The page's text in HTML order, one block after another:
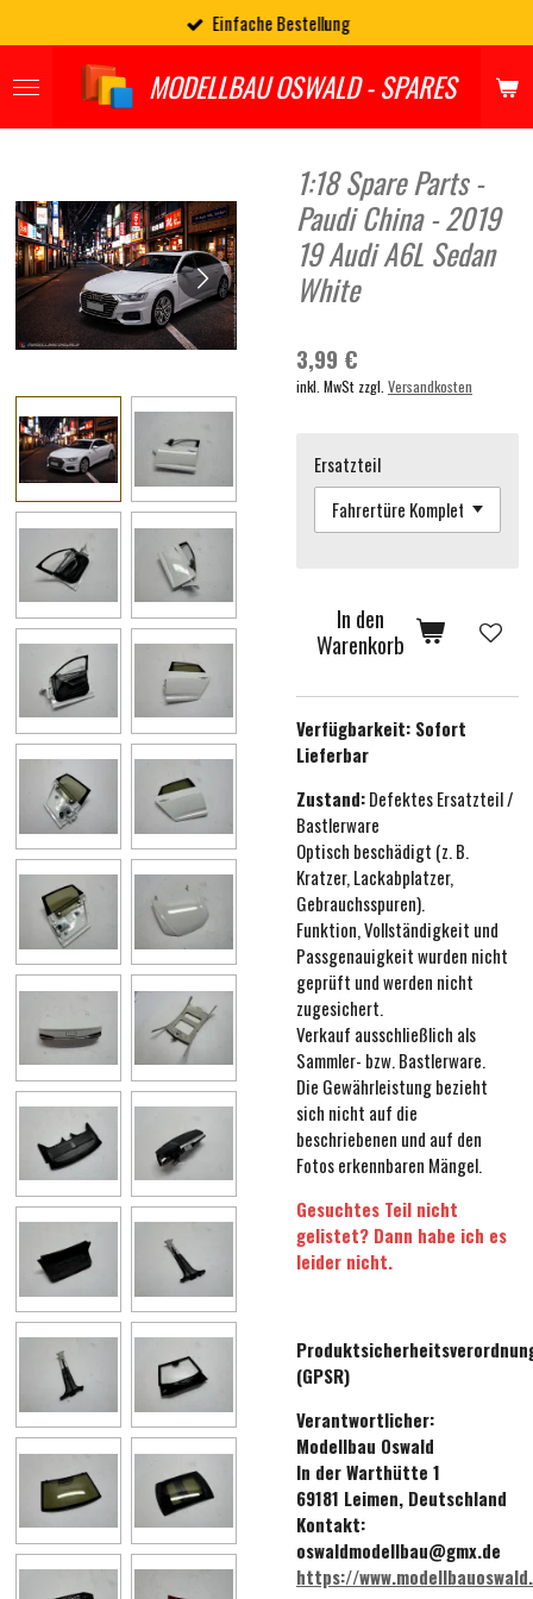
Hauptinhalt
springen
MODELLBAU OSWALD - SPARES
Einfache Bestellung
1:18 Spare Parts -
Paudi China - 2019
19 Audi A6L Sedan
White
3,99 €
inkl. MwSt zzgl. Versandkosten
Ersatzteil
In den
Warenkorb
Verfügbarkeit: Sofort
Lieferbar
Zustand:Defektes Ersatzteil /
Bastlerware
Optisch beschädigt (z. B.
Kratzer, Lackabplatzer,
Gebrauchsspuren).
Funktion, Vollständigkeit und
Passgenauigkeit wurden nicht
geprüft und werden nicht
zugesichert.
Verkauf ausschließlich als
Sammler- bzw. Bastlerware.
Die Gewährleistung bezieht
sich nicht auf die
beschriebenen und auf den
Fotos erkennbaren Mängel.
Gesuchtes Teil nicht
gelistet? Dann habe ich es
leider nicht.
(GPSR)
Verantwortlicher:
Modellbau Oswald
In der Warthütte 1
69181 Leimen, Deutschland
Kontakt:
oswaldmodellbau@gmx.de
https://